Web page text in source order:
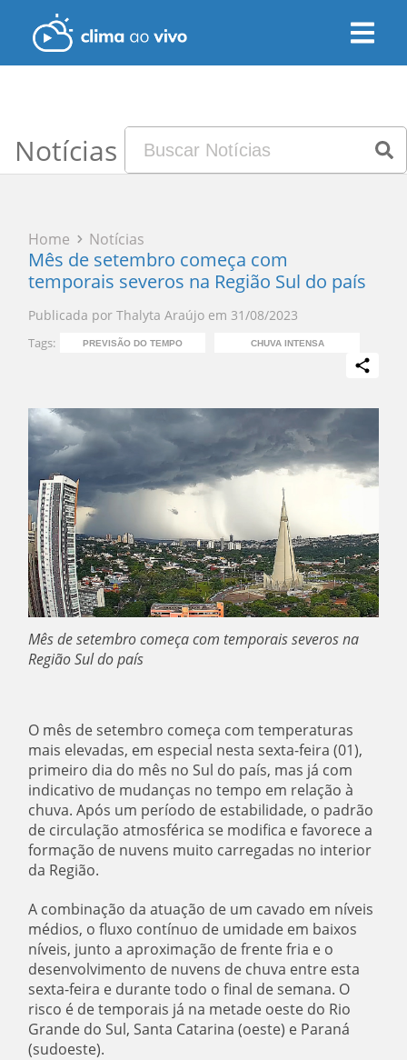
Notícias
Home Notícias
Mês de setembro começa com
temporais severos na Região Sul do país
Publicada por Thalyta Araújo em 31/08/2023
Tags: PREVISÃO DO TEMPO CHUVA INTENSA
Mês de setembro começa com temporais severos na
Região Sul do país
O mês de setembro começa com temperaturas
mais elevadas, em especial nesta sexta-feira (01),
primeiro dia do mês no Sul do país, mas já com
indicativo de mudanças no tempo em relação à
chuva. Após um período de estabilidade, o padrão
de circulação atmosférica se modifica e favorece a
formação de nuvens muito carregadas no interior
da Região.
A combinação da atuação de um cavado em níveis
médios, o fluxo contínuo de umidade em baixos
níveis, junto a aproximação de frente fria e o
desenvolvimento de nuvens de chuva entre esta
sexta-feira e durante todo o final de semana. O
risco é de temporais já na metade oeste do Rio
Grande do Sul, Santa Catarina (oeste) e Paraná
(sudoeste).